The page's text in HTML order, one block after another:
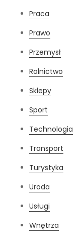
Praca
Prawo
Przemysł
Rolnictwo
Sklepy
Sport
Technologia
Transport
Turystyka
Uroda
Usługi
Wnętrza